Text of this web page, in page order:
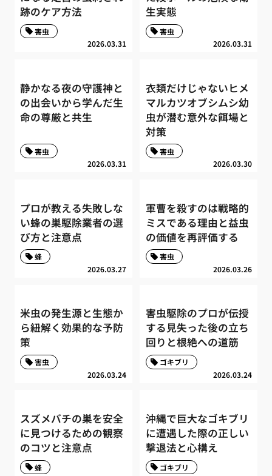
跡のケア方法
2026.03.31
害虫
生実態
2026.03.31
害虫
静かなる夜の守護神と
の出会いから学んだ生
命の尊厳と共生
2026.03.31
害虫
衣類だけじゃないヒメ
マルカツオブシムシ幼
虫が潜む意外な餌場と
対策
2026.03.30
害虫
プロが教える失敗しな
い蜂の巣駆除業者の選
び方と注意点
2026.03.27
蜂
軍曹を殺すのは戦略的
ミスである理由と益虫
の価値を再評価する
2026.03.26
害虫
米虫の発生源と生態か
ら紐解く効果的な予防
策
2026.03.24
害虫
害虫駆除のプロが伝授
する見失った後の立ち
回りと根絶への道筋
2026.03.24
ゴキブリ
スズメバチの巣を安全
に見つけるための観察
のコツと注意点
蜂
沖縄で巨大なゴキブリ
に遭遇した際の正しい
撃退法と心構え
ゴキブリ